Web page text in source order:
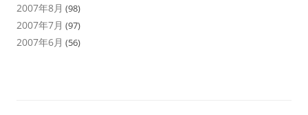
2007年8月 (98)
2007年7月 (97)
2007年6月 (56)